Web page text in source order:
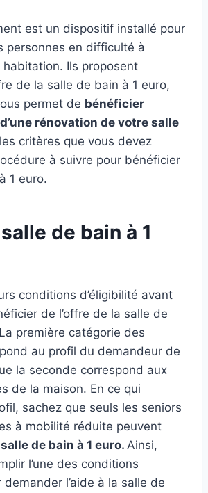
est un dispositif installé pour
personnes en difficulté à
habitation. Ils proposent
de la salle de bain à 1 euro,
permet de bénéficier
rénovation de votre salle
critères que vous devez
à suivre pour bénéficier
1 euro.
de bain à 1
conditions d’éligibilité avant
de l’offre de la salle de
première catégorie des
au profil du demandeur de
la seconde correspond aux
de la maison. En ce qui
sachez que seuls les seniors
à mobilité réduite peuvent
salle de bain à 1 euro. Ainsi,
l’une des conditions
l’aide à la salle de